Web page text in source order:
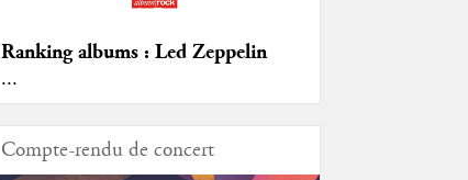
Ranking albums : Led Zeppelin
...
Compte-rendu de concert